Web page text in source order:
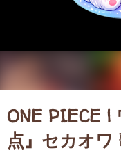
ONE PIECE |
点』セカオワ